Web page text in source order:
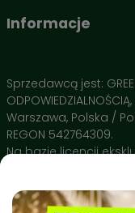
Informacje
Sprzedawcą jest:
Warszawa, Polska /
REGON 542764309.
Na bazie licencji